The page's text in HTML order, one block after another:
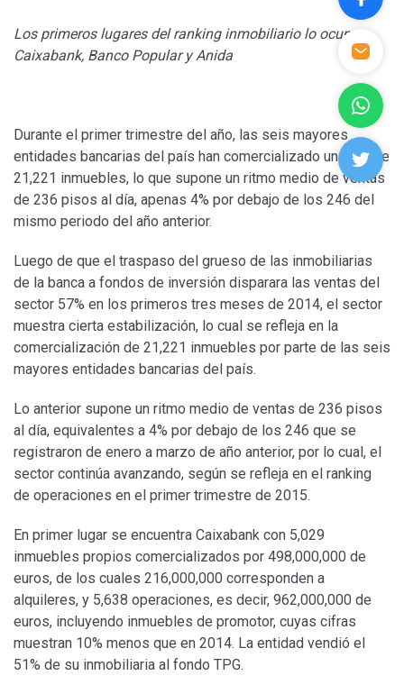
Los primeros lugares del ranking inmobiliario lo ocupan
Caixabank, Banco Popular y Anida
Durante el primer trimestre del año, las seis mayores
entidades bancarias del país han comercializado un total de
21,221 inmuebles, lo que supone un ritmo medio de ventas
de 236 pisos al día, apenas 4% por debajo de los 246 del
mismo periodo del año anterior.
Luego de que el traspaso del grueso de las inmobiliarias
de la banca a fondos de inversión disparara las ventas del
sector 57% en los primeros tres meses de 2014, el sector
muestra cierta estabilización, lo cual se refleja en la
comercialización de 21,221 inmuebles por parte de las seis
mayores entidades bancarias del país.
Lo anterior supone un ritmo medio de ventas de 236 pisos
al día, equivalentes a 4% por debajo de los 246 que se
registraron de enero a marzo de año anterior, por lo cual, el
sector continúa avanzando, según se refleja en el ranking
de operaciones en el primer trimestre de 2015.
En primer lugar se encuentra Caixabank con 5,029
inmuebles propios comercializados por 498,000,000 de
euros, de los cuales 216,000,000 corresponden a
alquileres, y 5,638 operaciones, es decir, 962,000,000 de
euros, incluyendo inmuebles de promotor, cuyas cifras
muestran 10% menos que en 2014. La entidad vendió el
51% de su inmobiliaria al fondo TPG.